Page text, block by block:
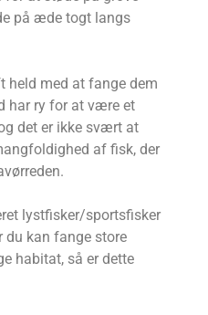
på æde togt langs
held med at fange dem
har ry for at være et
det er ikke svært at
af fisk, der
lystfisker/sportsfisker
du kan fange store
habitat, så er dette